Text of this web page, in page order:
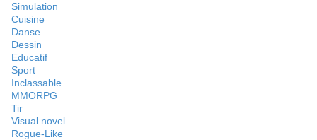
Simulation
Cuisine
Danse
Dessin
Educatif
Sport
Inclassable
MMORPG
Tir
Visual novel
Rogue-Like